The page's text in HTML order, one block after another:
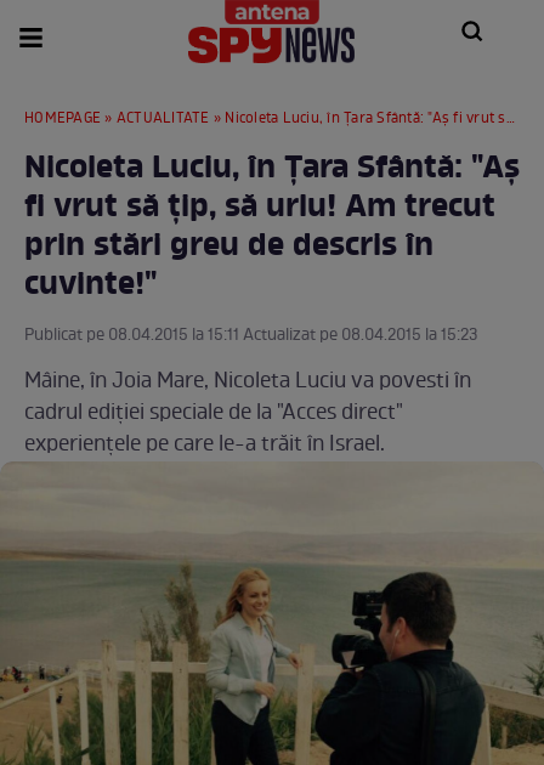
HOMEPAGE » ACTUALITATE » Nicoleta Luciu, în Țara Sfântă: "Aş fi vrut să ţip, să urlu! Am trecut prin stări greu de descris în cuvinte!"
Nicoleta Luciu, în Țara Sfântă: "Aş
fi vrut să ţip, să urlu! Am trecut
prin stări greu de descris în
cuvinte!"
Publicat pe 08.04.2015 la 15:11 Actualizat pe 08.04.2015 la 15:23
Mâine, în Joia Mare, Nicoleta Luciu va povesti în
cadrul ediţiei speciale de la "Acces direct"
experienţele pe care le-a trăit în Israel.